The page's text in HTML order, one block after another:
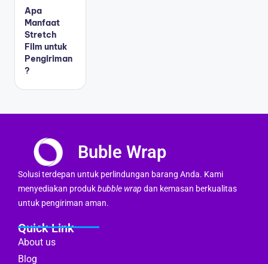
Apa
Manfaat
Stretch
Film untuk
Pengiriman
?
Buble Wrap
Solusi terdepan untuk perlindungan barang Anda. Kami
menyediakan produkbubble wrap dan kemasan berkualitas
untuk pengiriman aman.
Quick Link
About us
Blog